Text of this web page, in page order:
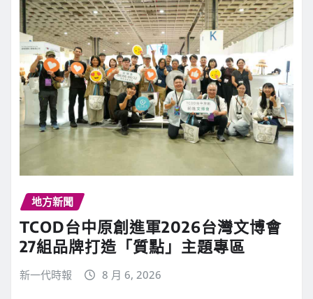
地方新聞
TCOD台中原創進軍2026台灣文博會
27組品牌打造「質點」主題專區
新一代時報 8 月 6, 2026